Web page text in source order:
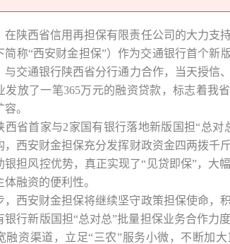
在陕西省信用再担保有限责任公司的大力支
简称“西安财金担保”）作为交通银行首个新
与交通银行陕西省分行通力合作，当天授信
发放了一笔365万元的融资贷款，标志着我
。
西省首家与2家国有银行落地新版国担“总对
，西安财金担保充分发挥财政资金四两拨千
银担风控优势，真正实现了“见贷即保”，大
融资的便利性。
，西安财金担保将继续坚守政策担保使命，
银行新版国担“总对总”批量担保业务合作力
融资渠道，立足“三农”服务小微，不断加